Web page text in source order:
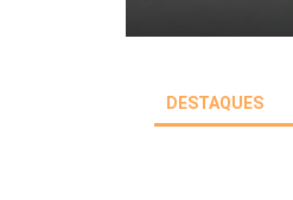
DESTAQUES